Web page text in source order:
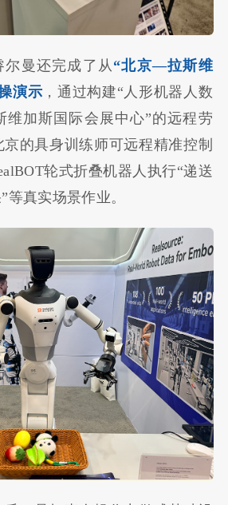
尔曼还完成了从 “北京—拉斯维
演示 ，通过构建“人形机器人数
加斯国际会展中心”的远程劳
的具身训练师可远程精准控制
轮式折叠机器人执行“递送
等真实场景作业。